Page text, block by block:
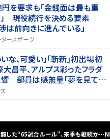
を要求も「金銭面は最も重
現役続行を決める要素
は前向きに進んでいる」
タースポーツ
な、可愛い」「斬新」初出場初
昌平、アルプス彩ったフラダ
部員は感無量「夢を見てい
した“65試合ルール”、来季も継続か